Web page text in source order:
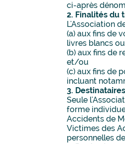
ci-après
2. Finalités du
L'Association
(a) aux fins de
livres blancs
(b) aux fins de
et/ou
(c) aux fins de
incluant
3. Destinataires
Seule
forme
Accidents de
Victimes des
personnelles